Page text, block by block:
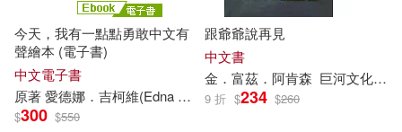
今天，我有一點點勇敢中文有
聲繪本 (電子書)
中文電子書
原著 愛德娜．吉柯維(Edna Gicovi)
好書多教育科技有限公司
$300 $550
跟爺爺說再見
中文書
金．富茲．阿肯森 巨河文化 伊
9 折 $234 $260